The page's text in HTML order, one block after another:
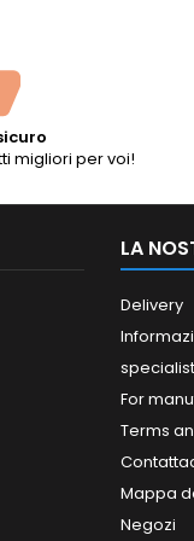
migliori per voi!
LA
Delivery
For
Terms
Mappa
Negozi